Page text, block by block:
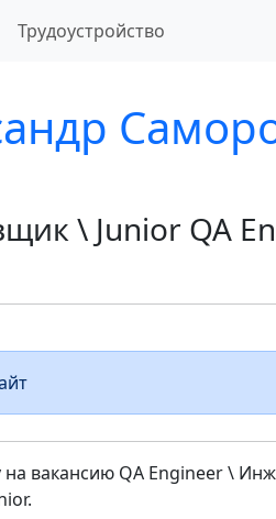
Трудоустройство
\ Junior QA
вакансию QA Engineer \